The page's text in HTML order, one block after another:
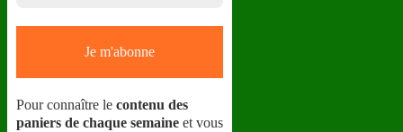
Pour connaître le contenu des
paniers de chaque semaine et vous